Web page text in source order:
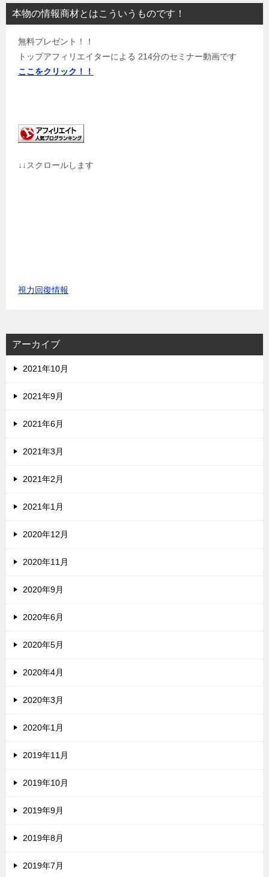
本物の情報商材とはこういうものです！
無料プレゼント！！
トップアフィリエイターによる 214分のセミナー動画です
ここをクリック！！
↓↓スクロールします
視力回復情報
アーカイブ
2021年10月
2021年9月
2021年6月
2021年3月
2021年2月
2021年1月
2020年12月
2020年11月
2020年9月
2020年6月
2020年5月
2020年4月
2020年3月
2020年1月
2019年11月
2019年10月
2019年9月
2019年8月
2019年7月